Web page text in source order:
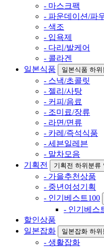
- 마스크팩
- 파운데이션/파
- 색조
- 입욕제
- 다리/발케어
- 콜라겐
일본식품
일본식품 하위
- 스낵/초콜릿
- 젤리/사탕
- 커피/음료
- 조미료/장류
- 라면/면류
- 카레/즉석식품
- 세븐일레븐
- 말차모음
기획전
기획전 하위분류
- 가을추천상품
- 중년여성기획
- 인기베스트100
- 인기베스
할인상품
일본잡화
일본잡화 하위
- 생활잡화